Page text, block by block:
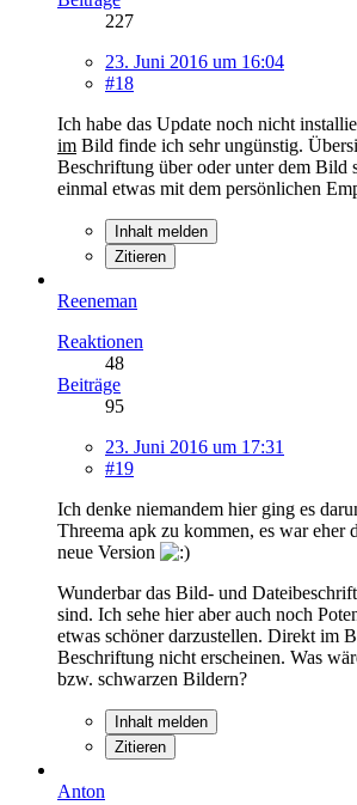
227
23. Juni 2016 um 16:04
#18
Ich habe das Update noch nicht
im Bild finde ich sehr ungünstig.
Beschriftung über oder unter dem Bild
einmal etwas mit dem persönlichen
Inhalt melden
Zitieren
Reeneman
Reaktionen
48
Beiträge
95
23. Juni 2016 um 17:31
#19
Ich denke niemandem hier ging es
Threema apk zu kommen, es war eher
neue Version
Wunderbar das Bild- und
sind. Ich sehe hier aber auch noch
etwas schöner darzustellen. Direkt im
Beschriftung nicht erscheinen. Was
bzw. schwarzen Bildern?
Inhalt melden
Zitieren
Anton